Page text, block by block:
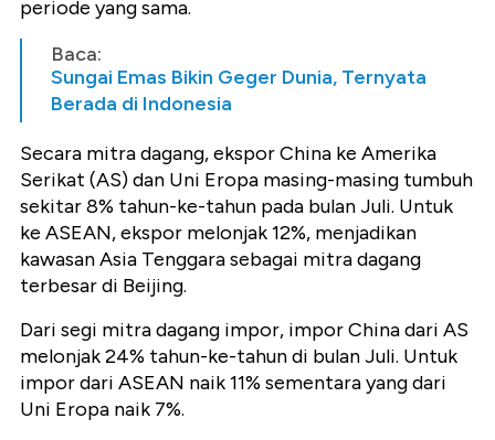
periode yang sama.
Baca:
Sungai Emas Bikin Geger Dunia, Ternyata
Berada di Indonesia
Secara mitra dagang, ekspor China ke Amerika
Serikat (AS) dan Uni Eropa masing-masing tumbuh
sekitar 8% tahun-ke-tahun pada bulan Juli. Untuk
ke ASEAN, ekspor melonjak 12%, menjadikan
kawasan Asia Tenggara sebagai mitra dagang
terbesar di Beijing.
Dari segi mitra dagang impor, impor China dari AS
melonjak 24% tahun-ke-tahun di bulan Juli. Untuk
impor dari ASEAN naik 11% sementara yang dari
Uni Eropa naik 7%.